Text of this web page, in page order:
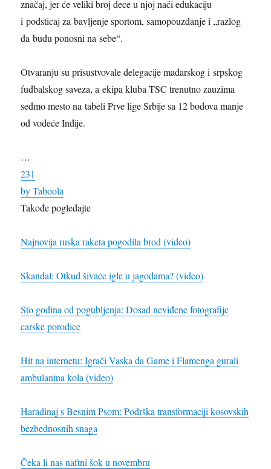
značaj, jer će veliki broj dece u njoj naći edukaciju
i podsticaj za bavljenje sportom, samopouzdanje i „razlog
da budu ponosni na sebe“.
Otvaranju su prisustvovale delegacije mađarskog i srpskog
fudbalskog saveza, a ekipa kluba TSC trenutno zauzima
sedmo mesto na tabeli Prve lige Srbije sa 12 bodova manje
od vodeće Inđije.
…
231
by Taboola
Takođe pogledajte
Najnovija ruska raketa pogodila brod (video)
Skandal: Otkud šivaće igle u jagodama? (video)
Sto godina od pogubljenja: Dosad neviđene fotografije
carske porodice
Hit na internetu: Igrači Vaska da Game i Flamenga gurali
ambulantna kola (video)
Haradinaj s Besnim Psom: Podrška transformaciji kosovskih
bezbednosnih snaga
Čeka li nas naftni šok u novembru